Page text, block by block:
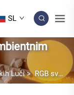
SL
Luči>RGB svetilka za mizo z ambientnim osvetljenjem